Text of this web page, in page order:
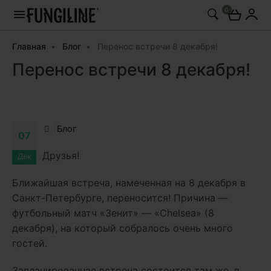
0
Главная Блог Перенос встречи 8 декабря!
Перенос встречи 8 декабря!
07
Дек
Блог
Друзья!
Ближайшая встреча, намеченная на 8 декабря в
Санкт-Петербурге, переносится! Причина —
футбольный матч «Зенит» — «Chelsea» (8
декабря), на который собралось очень много
гостей.